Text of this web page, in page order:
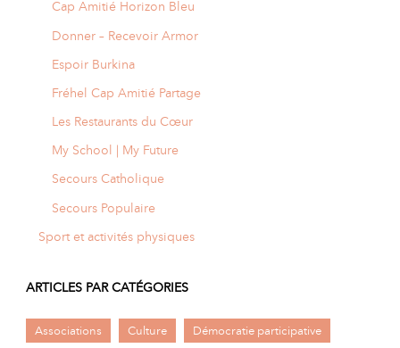
Cap Amitié Horizon Bleu
Donner – Recevoir Armor
Espoir Burkina
Fréhel Cap Amitié Partage
Les Restaurants du Cœur
My School | My Future
Secours Catholique
Secours Populaire
Sport et activités physiques
ARTICLES PAR CATÉGORIES
Associations Culture Démocratie participative